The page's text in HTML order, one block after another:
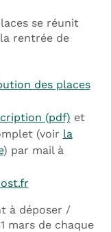
se réunit
rentrée de
des places
(pdf) et
(voir la
) par mail à
à déposer /
mars de chaque